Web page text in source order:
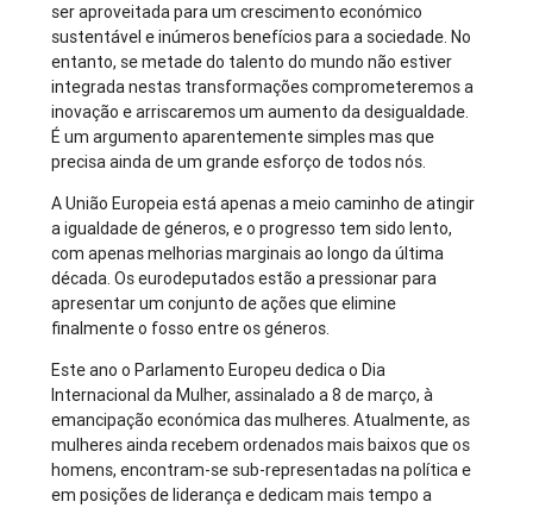
ser aproveitada para um crescimento económico
sustentável e inúmeros benefícios para a sociedade. No
entanto, se metade do talento do mundo não estiver
integrada nestas transformações comprometeremos a
inovação e arriscaremos um aumento da desigualdade.
É um argumento aparentemente simples mas que
precisa ainda de um grande esforço de todos nós.
A União Europeia está apenas a meio caminho de atingir
a igualdade de géneros, e o progresso tem sido lento,
com apenas melhorias marginais ao longo da última
década. Os eurodeputados estão a pressionar para
apresentar um conjunto de ações que elimine
finalmente o fosso entre os géneros.
Este ano o Parlamento Europeu dedica o Dia
Internacional da Mulher, assinalado a 8 de março, à
emancipação económica das mulheres. Atualmente, as
mulheres ainda recebem ordenados mais baixos que os
homens, encontram-se sub-representadas na política e
em posições de liderança e dedicam mais tempo a